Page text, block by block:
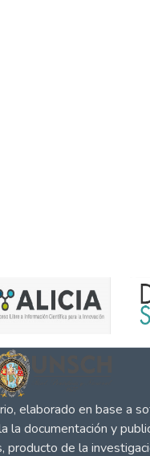
elaborado en base a
la documentación y
producto de la